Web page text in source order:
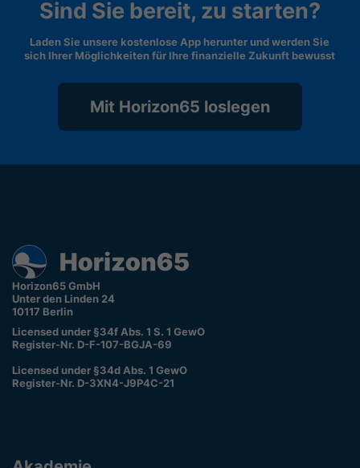
Sind Sie bereit, zu starten?
Laden Sie unsere kostenlose App herunter und werden Sie
sich Ihrer Möglichkeiten für Ihre finanzielle Zukunft bewusst
Mit Horizon65 loslegen
Horizon65 GmbH
Unter den Linden 24
10117 Berlin
Licensed under §34f Abs. 1 S. 1 GewO
Register-Nr. D-F-107-BGJA-69
Licensed under §34d Abs. 1 GewO
Register-Nr. D-3XN4-J9P4C-21